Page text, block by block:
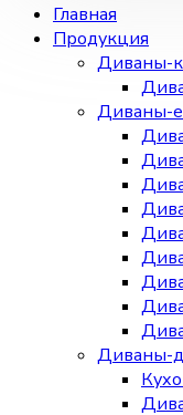
Главная
Продукция
Диваны-
Диваны-
Диваны-